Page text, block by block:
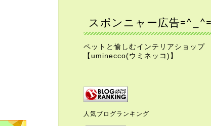
スポンニャー広告=^_^=
ペットと愉しむインテリアショップ
【uminecco(ウミネッコ)】
人気ブログランキング